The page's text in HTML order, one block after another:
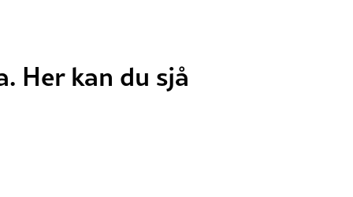
Her kan du sjå